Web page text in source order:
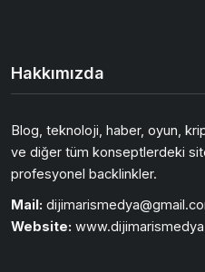
Hakkımızda
Blog, teknoloji, haber, oyun,
ve diğer tüm konseptlerdeki
profesyonel backlinkler.
Mail:
Website: